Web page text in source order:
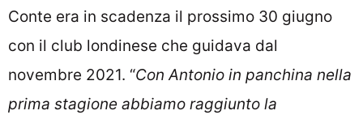
Conte era in scadenza il prossimo 30 giugno
con il club londinese che guidava dal
novembre 2021. “Con Antonio in panchina nella
prima stagione abbiamo raggiunto la